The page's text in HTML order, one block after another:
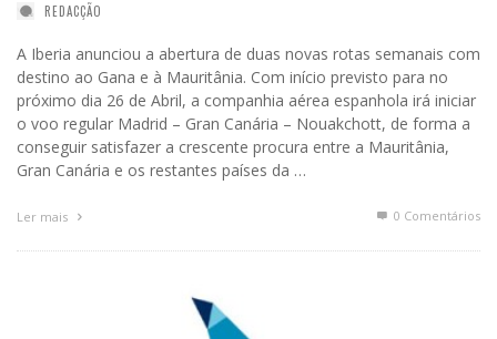
REDACÇÃO
A Iberia anunciou a abertura de duas novas rotas semanais com
destino ao Gana e à Mauritânia. Com início previsto para no
próximo dia 26 de Abril, a companhia aérea espanhola irá iniciar
o voo regular Madrid – Gran Canária – Nouakchott, de forma a
conseguir satisfazer a crescente procura entre a Mauritânia,
Gran Canária e os restantes países da …
Ler mais 0 Comentários